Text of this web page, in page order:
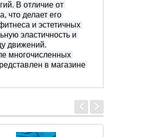
В отличие от
что делает его
и эстетичных
эластичность и
движений.
многочисленных
в магазине